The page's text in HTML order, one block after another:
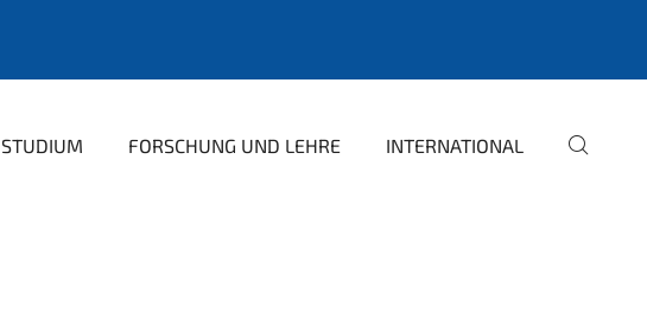
STUDIUM FORSCHUNG UND LEHRE INTERNATIONAL